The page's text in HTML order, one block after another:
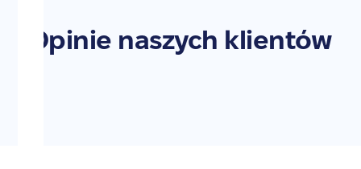
Opinie naszych klientów